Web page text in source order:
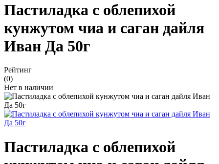
Пастиладка с облепихой
кунжутом чиа и саган дайля
Иван Да 50г
Рейтинг
(0)
Нет в наличии
Пастиладка с облепихой